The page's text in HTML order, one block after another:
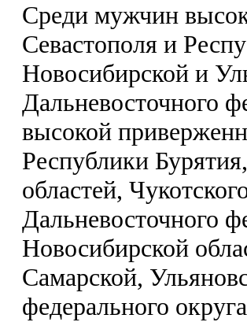
Среди мужчин
Севастополя и
Новосибирской и
Дальневосточного
высокой
Республики
областей,
Дальневосточного
Новосибирской
Самарской,
федерального